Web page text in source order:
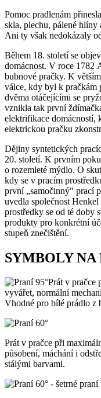
Pomoc pradlenám
skla, plechu, pálené
Ani ty však nedokázaly
Během 18. století se
domácnost. V roce 1782
bubnové pračky. K
válce, kdy byl k pračkám
dvěma otáčejícími se
vznikla tak první
elektrifikace domácností,
elektrickou pračku
Dějiny syntetických
20. století. K prvním
o rozemleté mýdlo. O
kdy se v pracím
první „samočinný" prací
uvedla společnost
prostředky se od té doby
produkty pro konkrétní
stupeň znečištění.
SYMBOLY
Prát v pračce
vyvářet, normální
Vhodné pro bílé prádlo z
Prát v pračce při
působení, máchání i
stálými barvami.